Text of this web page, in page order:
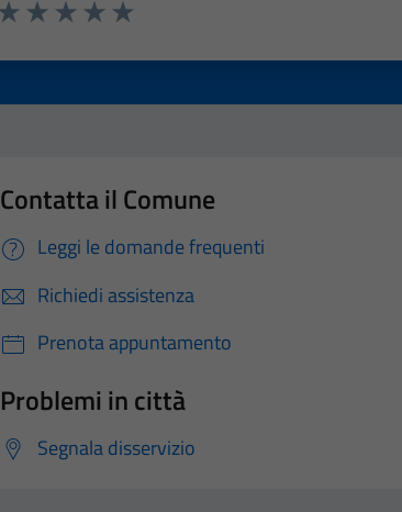
Contatta il Comune
Leggi le domande frequenti
Richiedi assistenza
Prenota appuntamento
Problemi in città
Segnala disservizio